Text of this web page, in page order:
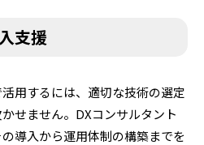
支援
用するには、適切な技術の選定
せません。DXコンサルタント
導入から運用体制の構築までを